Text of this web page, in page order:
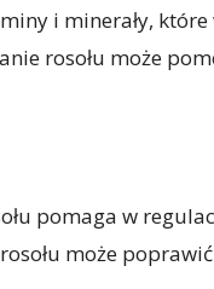
i minerały,
rosołu może
pomaga w
może